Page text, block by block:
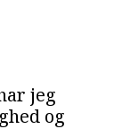
jeg
og